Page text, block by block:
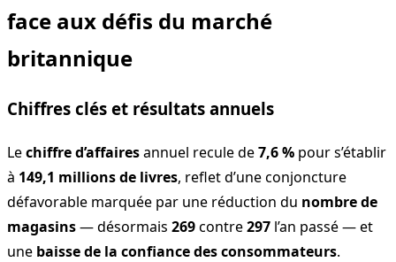
face aux défis du marché
britannique
Chiffres clés et résultats annuels
Lechiffre d’affairesannuel recule de7,6 % pour s’établir
à 149,1 millions de livres, reflet d’une conjoncture
défavorable marquée par une réduction du nombre de
magasins— désormais 269contre297 l’an passé — et
une baisse de la confiance des consommateurs.